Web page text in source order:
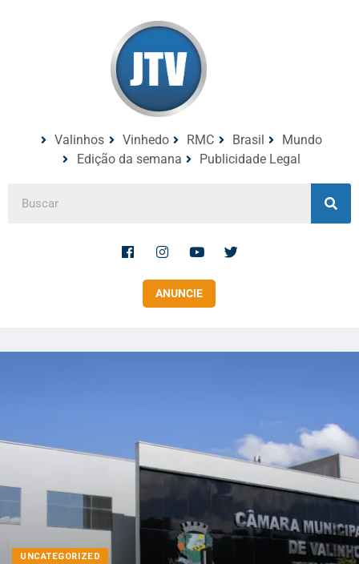
Valinhos Vinhedo RMC Brasil
Mundo
Edição da semana
Publicidade Legal
ANUNCIE
UNCATEGORIZED